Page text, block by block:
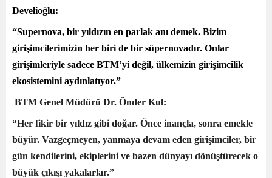
Develioğlu:
“Supernova, bir yıldızın en parlak anı demek. Bizim
girişimcilerimizin her biri de bir süpernovadır. Onlar
girişimleriyle sadece BTM’yi değil, ülkemizin girişimcilik
ekosistemini aydınlatıyor.”
BTM Genel Müdürü Dr. Önder Kul:
“Her fikir bir yıldız gibi doğar. Önce inançla, sonra emekle
büyür. Vazgeçmeyen, yanmaya devam eden girişimciler, bir
gün kendilerini, ekiplerini ve bazen dünyayı dönüştürecek o
büyük çıkışı yakalarlar.”